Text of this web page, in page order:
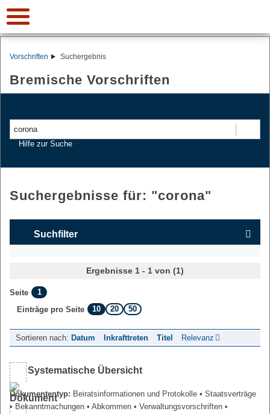
Vorschriften Suchergebnis
Bremische Vorschriften
Hilfe zur Suche
Suchergebnisse für: "corona"
Suchfilter
Ergebnisse 1 - 1 von (1)
Seite
1
Einträge pro Seite
10 20 50
Sortieren nach: Datum Inkrafttreten Titel Relevanz
Systematische Übersicht
Dokumententyp: Beiratsinformationen und Protokolle • Staatsverträge
• Bekanntmachungen • Abkommen • Verwaltungsvorschriften •